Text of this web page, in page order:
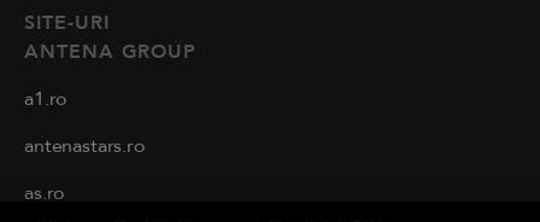
SITE-URI
ANTENA GROUP
a1.ro
antenastars.ro
as.ro